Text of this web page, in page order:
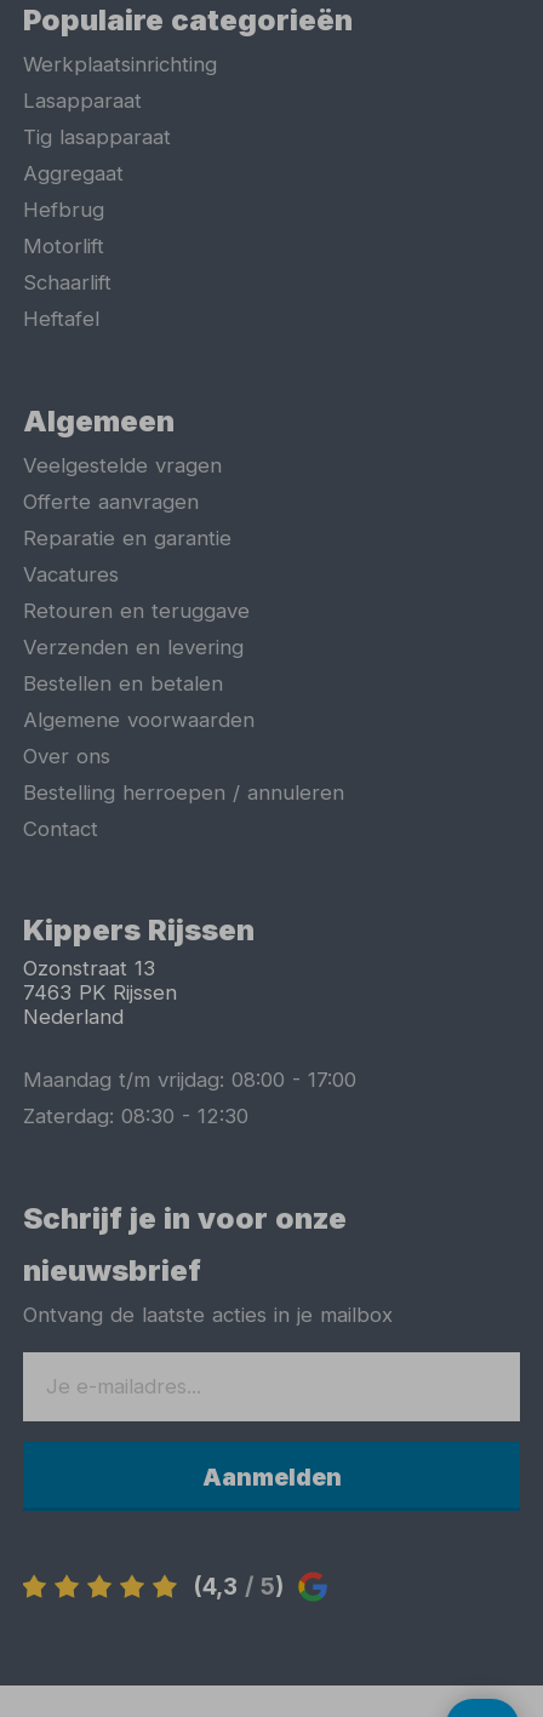
Populaire categorieën
Werkplaatsinrichting
Lasapparaat
Tig lasapparaat
Aggregaat
Hefbrug
Motorlift
Schaarlift
Heftafel
Algemeen
Veelgestelde vragen
Offerte aanvragen
Reparatie en garantie
Vacatures
Retouren en teruggave
Verzenden en levering
Bestellen en betalen
Algemene voorwaarden
Over ons
Bestelling herroepen / annuleren
Contact
Kippers Rijssen
Ozonstraat 13
7463 PK Rijssen
Nederland
Maandag t/m vrijdag:08:00 -17:00
Zaterdag:08:30 -12:30
Schrijf je in voor onze
nieuwsbrief
Ontvang de laatste acties in je mailbox
Aanmelden
(4,3 / 5)